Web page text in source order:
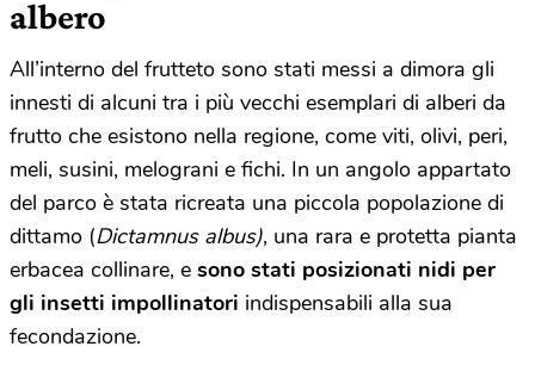
albero
All’interno del frutteto sono stati messi a dimora gli
innesti di alcuni tra i più vecchi esemplari di alberi da
frutto che esistono nella regione, come viti, olivi, peri,
meli, susini, melograni e fichi. In un angolo appartato
del parco è stata ricreata una piccola popolazione di
dittamo (Dictamnus albus), una rara e protetta pianta
erbacea collinare, e sono stati posizionati nidi per
gli insetti impollinatori indispensabili alla sua
fecondazione.